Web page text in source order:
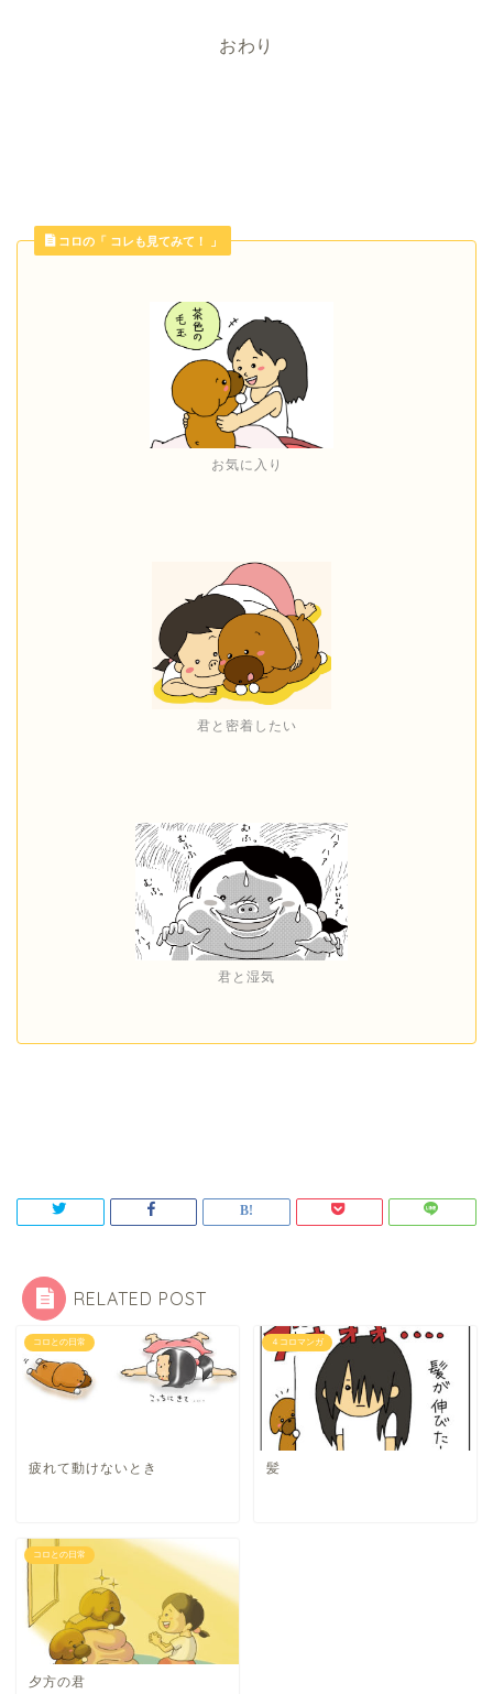
おわり
コロの「 コレも見てみて！ 」
お気に入り
君と密着したい
君と湿気
RELATED POST
コロとの日常
疲れて動けないとき
４コロマンガ
髪
コロとの日常
夕方の君